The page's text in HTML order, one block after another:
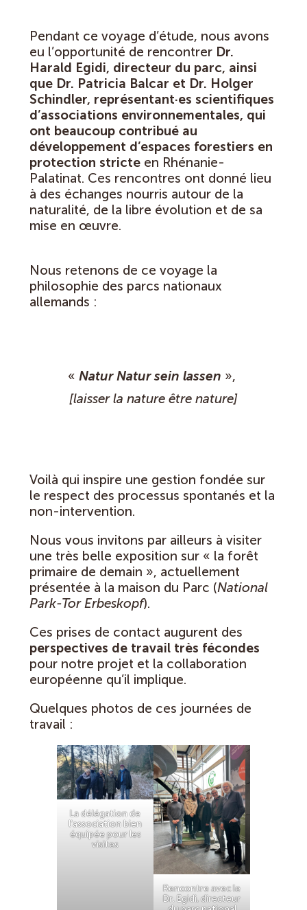
Pendant ce voyage d’étude, nous avons
eu l’opportunité de rencontrer Dr.
Harald Egidi, directeur du parc, ainsi
que Dr. Patricia Balcar et Dr. Holger
Schindler, représentant·es scientifiques
d’associations environnementales, qui
ont beaucoup contribué au
développement d’espaces forestiers en
protection stricte en Rhénanie-
Palatinat. Ces rencontres ont donné lieu
à des échanges nourris autour de la
naturalité, de la libre évolution et de sa
mise en œuvre.
Nous retenons de ce voyage la
philosophie des parcs nationaux
allemands :
« Natur Natur sein lassen »,
[laisser la nature être nature]
Voilà qui inspire une gestion fondée sur
le respect des processus spontanés et la
non-intervention.
Nous vous invitons par ailleurs à visiter
une très belle exposition sur « la forêt
primaire de demain », actuellement
présentée à la maison du Parc (National
Park-Tor Erbeskopf).
Ces prises de contact augurent des
perspectives de travail très fécondes
pour notre projet et la collaboration
européenne qu’il implique.
Quelques photos de ces journées de
travail :
La délégation de
l’association bien
équipée pour les
visites
Rencontre avec le
Dr. Egidi, directeur